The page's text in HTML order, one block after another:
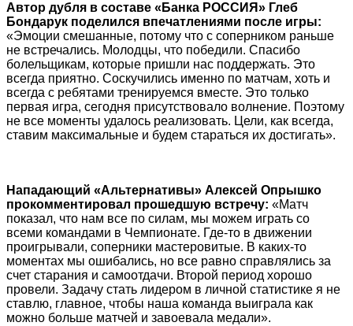
Автор дубля в составе «Банка РОССИЯ» Глеб
Бондарук поделился впечатлениями после игры:
«Эмоции смешанные, потому что с соперником раньше
не встречались. Молодцы, что победили. Спасибо
болельщикам, которые пришли нас поддержать. Это
всегда приятно. Соскучились именно по матчам, хоть и
всегда с ребятами тренируемся вместе. Это только
первая игра, сегодня присутствовало волнение. Поэтому
не все моменты удалось реализовать. Цели, как всегда,
ставим максимальные и будем стараться их достигать».
Нападающий «Альтернативы» Алексей Опрышко
прокомментировал прошедшую встречу: «Матч
показал, что нам все по силам, мы можем играть со
всеми командами в Чемпионате. Где-то в движении
проигрывали, соперники мастеровитые. В каких-то
моментах мы ошибались, но все равно справлялись за
счет старания и самоотдачи. Второй период хорошо
провели. Задачу стать лидером в личной статистике я не
ставлю, главное, чтобы наша команда выиграла как
можно больше матчей и завоевала медали».